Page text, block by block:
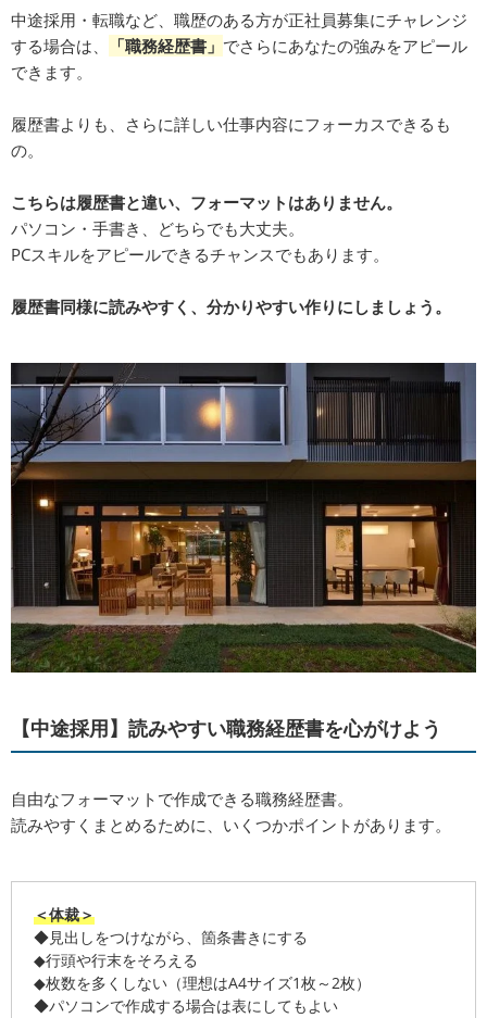
中途採用・転職など、職歴のある方が正社員募集にチャレンジ
する場合は、
「職務経歴書」 でさらにあなたの強みをアピール
できます。
履歴書よりも、さらに詳しい仕事内容にフォーカスできるも
の。
こちらは履歴書と違い、フォーマットはありません。
パソコン・手書き、どちらでも大丈夫。
PCスキルをアピールできるチャンスでもあります。
履歴書同様に読みやすく、分かりやすい作りにしましょう。
【中途採用】読みやすい職務経歴書を心がけよう
自由なフォーマットで作成できる職務経歴書。
読みやすくまとめるために、いくつかポイントがあります。
＜体裁＞
◆見出しをつけながら、箇条書きにする
◆行頭や行末をそろえる
◆枚数を多くしない（理想はA4サイズ1枚～2枚）
◆パソコンで作成する場合は表にしてもよい